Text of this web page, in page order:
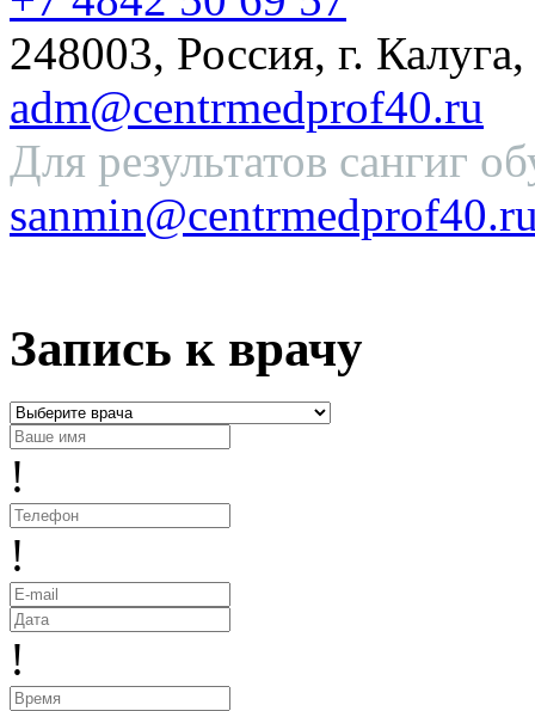
248003, Россия, г.
adm@centrmedprof40.ru
Для результатов сангиг
Запись к врачу
!
!
!